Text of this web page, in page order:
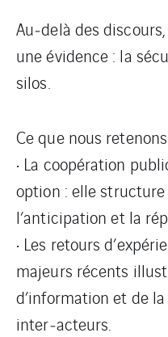
Au‑delà des
une évidence : la
silos.
Ce que nous
• La coopération
option : elle structure
l’anticipation et la
• Les retours
majeurs récents
d’information et de
inter‑acteurs.